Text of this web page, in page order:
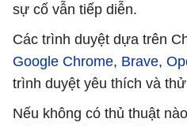
sự cố vẫn tiếp diễn.
Các trình duyệt dựa trên
Google Chrome, Brave,
trình duyệt yêu thích và
Nếu không có thủ thuật